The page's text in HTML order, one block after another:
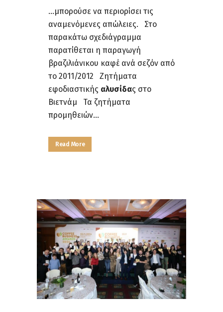
...μπορούσε να περιορίσει τις
αναμενόμενες απώλειες. Στο
παρακάτω σχεδιάγραμμα
παρατίθεται η παραγωγή
βραζιλιάνικου καφέ ανά σεζόν από
το 2011/2012 Ζητήματα
εφοδιαστικής αλυσίδας στο
Βιετνάμ Τα ζητήματα
προμηθειών...
Read More